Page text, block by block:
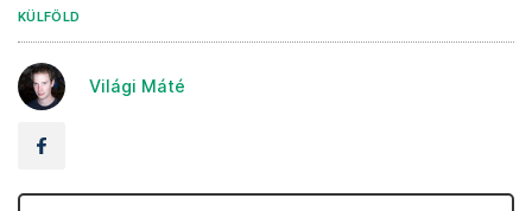
KÜLFÖLD
Világi Máté